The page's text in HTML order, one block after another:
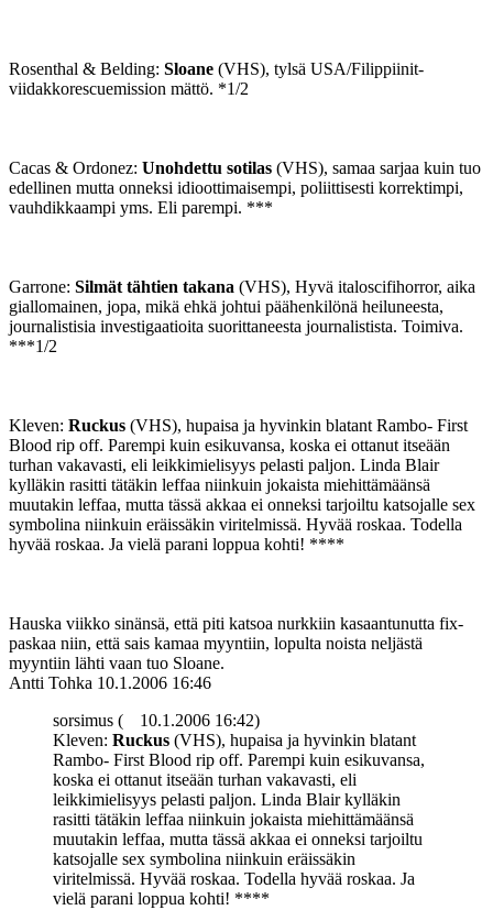
Rosenthal & Belding: Sloane (VHS), tylsä USA/Filippiinit-
viidakkorescuemission mättö. *1/2
Cacas & Ordonez: Unohdettu sotilas (VHS), samaa sarjaa kuin tuo
edellinen mutta onneksi idioottimaisempi, poliittisesti korrektimpi,
vauhdikkaampi yms. Eli parempi. ***
Garrone: Silmät tähtien takana (VHS), Hyvä italoscifihorror, aika
giallomainen, jopa, mikä ehkä johtui päähenkilönä heiluneesta,
journalistisia investigaatioita suorittaneesta journalistista. Toimiva.
***1/2
Kleven: Ruckus (VHS), hupaisa ja hyvinkin blatant Rambo- First
Blood rip off. Parempi kuin esikuvansa, koska ei ottanut itseään
turhan vakavasti, eli leikkimielisyys pelasti paljon. Linda Blair
kylläkin rasitti tätäkin leffaa niinkuin jokaista miehittämäänsä
muutakin leffaa, mutta tässä akkaa ei onneksi tarjoiltu katsojalle sex
symbolina niinkuin eräissäkin viritelmissä. Hyvää roskaa. Todella
hyvää roskaa. Ja vielä parani loppua kohti! ****
Hauska viikko sinänsä, että piti katsoa nurkkiin kasaantunutta fix-
paskaa niin, että sais kamaa myyntiin, lopulta noista neljästä
myyntiin lähti vaan tuo Sloane.
Antti Tohka 10.1.2006 16:46
sorsimus (
10.1.2006 16:42)
Kleven: Ruckus (VHS), hupaisa ja hyvinkin blatant
Rambo- First Blood rip off. Parempi kuin esikuvansa,
koska ei ottanut itseään turhan vakavasti, eli
leikkimielisyys pelasti paljon. Linda Blair kylläkin
rasitti tätäkin leffaa niinkuin jokaista miehittämäänsä
muutakin leffaa, mutta tässä akkaa ei onneksi tarjoiltu
katsojalle sex symbolina niinkuin eräissäkin
viritelmissä. Hyvää roskaa. Todella hyvää roskaa. Ja
vielä parani loppua kohti! ****